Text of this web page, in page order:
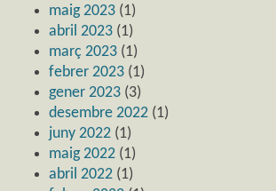
maig 2023 (1)
abril 2023 (1)
març 2023 (1)
febrer 2023 (1)
gener 2023 (3)
desembre 2022 (1)
juny 2022 (1)
maig 2022 (1)
abril 2022 (1)